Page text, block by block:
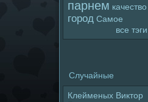
парнем качество
гоpoд Самое
все тэги
Случайные
Клейменых Виктор